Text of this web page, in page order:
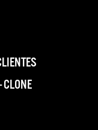
CLONE